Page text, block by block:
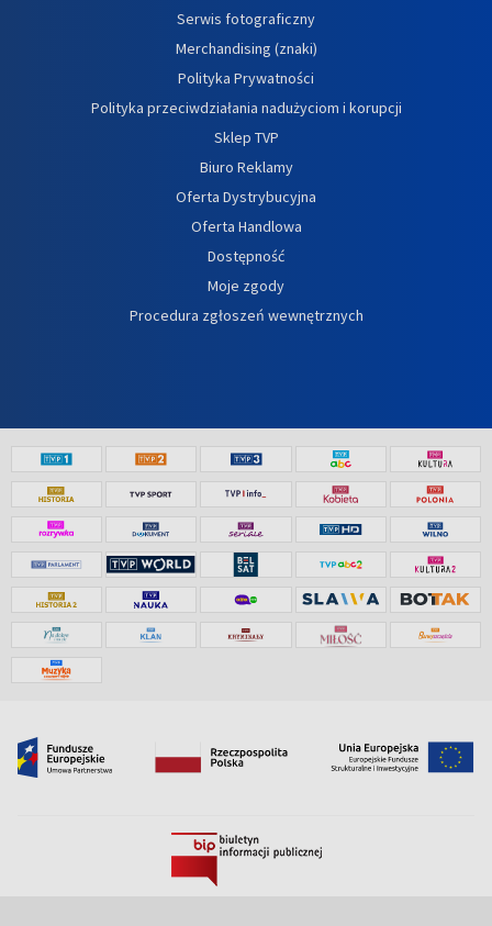
Serwis fotograficzny
Merchandising (znaki)
Polityka Prywatności
Polityka przeciwdziałania nadużyciom i korupcji
Sklep TVP
Biuro Reklamy
Oferta Dystrybucyjna
Oferta Handlowa
Dostępność
Moje zgody
Procedura zgłoszeń wewnętrznych